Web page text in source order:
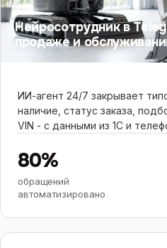
Нейросотрудник в
продаже и
ИИ-агент 24/7 закрывает
наличие, статус заказа,
VIN - с данными из 1С и
80%
обращений
автоматизировано